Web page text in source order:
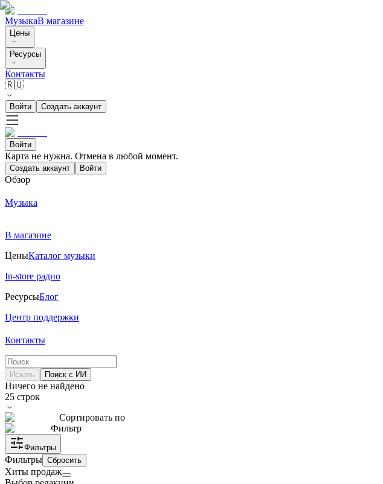
МузыкаВ магазине
Цены
Ресурсы
Контакты
🇷🇺
Войти Создать аккаунт
Войти
Карта не нужна. Отмена в любой момент.
Создать аккаунт Войти
Обзор
Музыка
В магазине
ЦеныКаталог музыки
In-store радио
РесурсыБлог
Центр поддержки
Контакты
Искать Поиск с ИИ
Ничего не найдено
25 строк
Сортировать по
Фильтр
Фильтры
Фильтры Сбросить
Хиты продаж